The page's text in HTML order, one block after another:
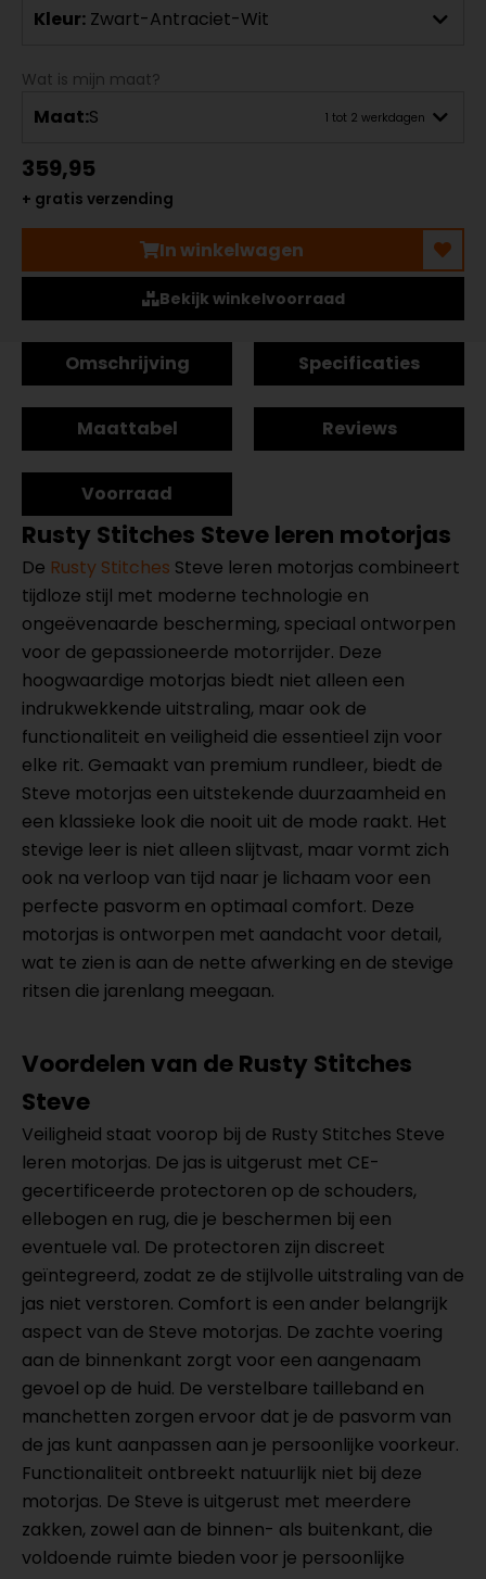
Kleur: Zwart-Antraciet-Wit
Wat is mijn maat?
Maat:S 1 tot 2 werkdagen
359,95
+ gratis verzending
In winkelwagen
Bekijk winkelvoorraad
Omschrijving Specificaties
Maattabel Reviews
Voorraad
Rusty Stitches Steve leren motorjas
De Rusty Stitches Steve leren motorjas combineert
tijdloze stijl met moderne technologie en
ongeëvenaarde bescherming, speciaal ontworpen
voor de gepassioneerde motorrijder. Deze
hoogwaardige motorjas biedt niet alleen een
indrukwekkende uitstraling, maar ook de
functionaliteit en veiligheid die essentieel zijn voor
elke rit. Gemaakt van premium rundleer, biedt de
Steve motorjas een uitstekende duurzaamheid en
een klassieke look die nooit uit de mode raakt. Het
stevige leer is niet alleen slijtvast, maar vormt zich
ook na verloop van tijd naar je lichaam voor een
perfecte pasvorm en optimaal comfort. Deze
motorjas is ontworpen met aandacht voor detail,
wat te zien is aan de nette afwerking en de stevige
ritsen die jarenlang meegaan.
Voordelen van de Rusty Stitches
Steve
Veiligheid staat voorop bij de Rusty Stitches Steve
leren motorjas. De jas is uitgerust met CE-
gecertificeerde protectoren op de schouders,
ellebogen en rug, die je beschermen bij een
eventuele val. De protectoren zijn discreet
geïntegreerd, zodat ze de stijlvolle uitstraling van de
jas niet verstoren. Comfort is een ander belangrijk
aspect van de Steve motorjas. De zachte voering
aan de binnenkant zorgt voor een aangenaam
gevoel op de huid. De verstelbare tailleband en
manchetten zorgen ervoor dat je de pasvorm van
de jas kunt aanpassen aan je persoonlijke voorkeur.
Functionaliteit ontbreekt natuurlijk niet bij deze
motorjas. De Steve is uitgerust met meerdere
zakken, zowel aan de binnen- als buitenkant, die
voldoende ruimte bieden voor je persoonlijke